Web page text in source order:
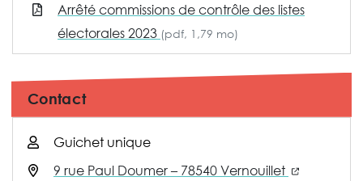
Arrêté commissions de contrôle des listes
électorales 2023 (pdf, 1,79 mo)
Contact
Guichet unique
9 rue Paul Doumer – 78540 Vernouillet
(nouvelle